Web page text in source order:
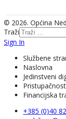
© 2026. Općina
Traži
Sign In
Službene
Naslovna
Jedinstveni
Pristupačnost
Financijska
+385 (0)40